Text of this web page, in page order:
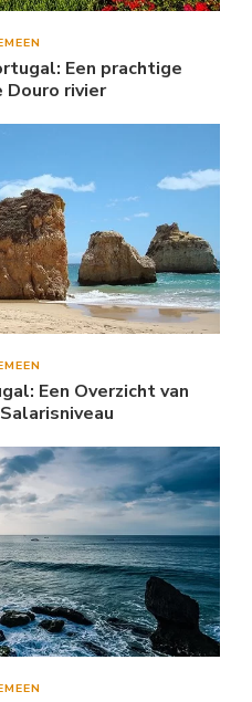
Een prachtige
Douro rivier
Een Overzicht van